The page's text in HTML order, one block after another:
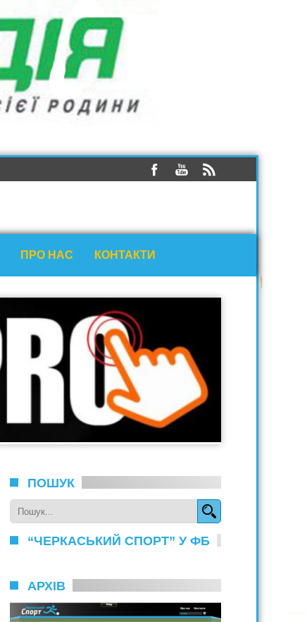
ПРО НАС КОНТАКТИ
ПОШУК
“ЧЕРКАСЬКИЙ СПОРТ” У ФБ
АРХІВ